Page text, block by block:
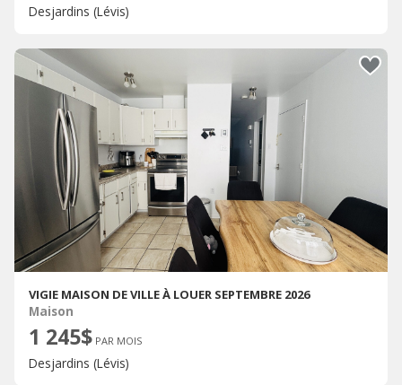
Desjardins (Lévis)
VIGIE MAISON DE VILLE À LOUER SEPTEMBRE 2026
Maison
1 245$ PAR MOIS
Desjardins (Lévis)